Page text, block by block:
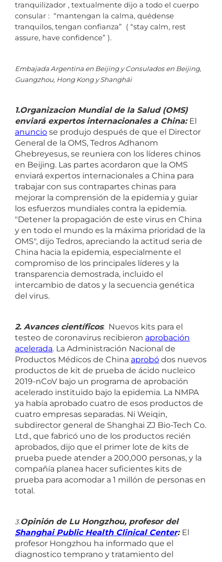
tranquilizador , textualmente dijo a todo el cuerpo
consular : “mantengan la calma, quédense
tranquilos, tengan confianza” ( “stay calm, rest
assure, have confidence” ).
Embajada Argentina en Beijing y Consulados en Beijing,
Guangzhou, Hong Kong y Shanghái
1.Organizacion Mundial de la Salud (OMS)
enviará expertos internacionales a China: El
anuncio se produjo después de que el Director
General de la OMS, Tedros Adhanom
Ghebreyesus, se reuniera con los líderes chinos
en Beijing. Las partes acordaron que la OMS
enviará expertos internacionales a China para
trabajar con sus contrapartes chinas para
mejorar la comprensión de la epidemia y guiar
los esfuerzos mundiales contra la epidemia.
"Detener la propagación de este virus en China
y en todo el mundo es la máxima prioridad de la
OMS", dijo Tedros, apreciando la actitud seria de
China hacia la epidemia, especialmente el
compromiso de los principales líderes y la
transparencia demostrada, incluido el
intercambio de datos y la secuencia genética
del virus.
2. Avances científicos: Nuevos kits para el
testeo de coronavirus recibieron aprobación
acelerada. La Administración Nacional de
Productos Médicos de China aprobó dos nuevos
productos de kit de prueba de ácido nucleico
2019-nCoV bajo un programa de aprobación
acelerado instituido bajo la epidemia. La NMPA
ya había aprobado cuatro de esos productos de
cuatro empresas separadas. Ni Weiqin,
subdirector general de Shanghai ZJ Bio-Tech Co.
Ltd., que fabricó uno de los productos recién
aprobados, dijo que el primer lote de kits de
prueba puede atender a 200,000 personas, y la
compañía planea hacer suficientes kits de
prueba para acomodar a 1 millón de personas en
total.
3.Opinión de Lu Hongzhou, profesor del
Shanghai Public Health Clinical Center: El
profesor Hongzhou ha informado que el
diagnostico temprano y tratamiento del